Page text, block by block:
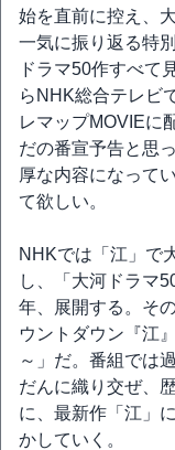
始を直前に控え、
一気に振り返る特
ドラマ50作すべて
らNHK総合テレビ
レマップMOVIEに
だの番宣予告と思
厚な内容になって
て欲しい。
NHKでは「江」で
し、「大河ドラマ
年、展開する。そ
ウントダウン『江
～」だ。番組では
だんに織り交ぜ、
に、最新作「江」
かしていく。